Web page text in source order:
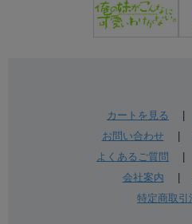
カートを見る
お問い合わせ|
よくあるご質問
会社案内
特定商取引